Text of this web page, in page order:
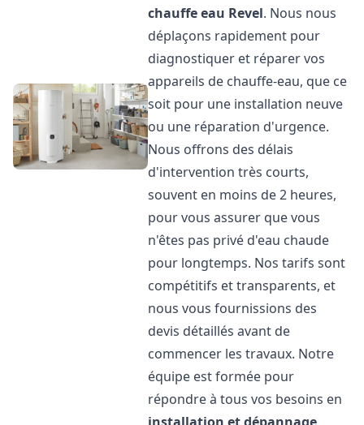
chauffe eau Revel. Nous nous
déplaçons rapidement pour
diagnostiquer et réparer vos
appareils de chauffe-eau, que ce
soit pour une installation neuve
ou une réparation d'urgence.
Nous offrons des délais
d'intervention très courts,
souvent en moins de 2 heures,
pour vous assurer que vous
n'êtes pas privé d'eau chaude
pour longtemps. Nos tarifs sont
compétitifs et transparents, et
nous vous fournissions des
devis détaillés avant de
commencer les travaux. Notre
équipe est formée pour
répondre à tous vos besoins en